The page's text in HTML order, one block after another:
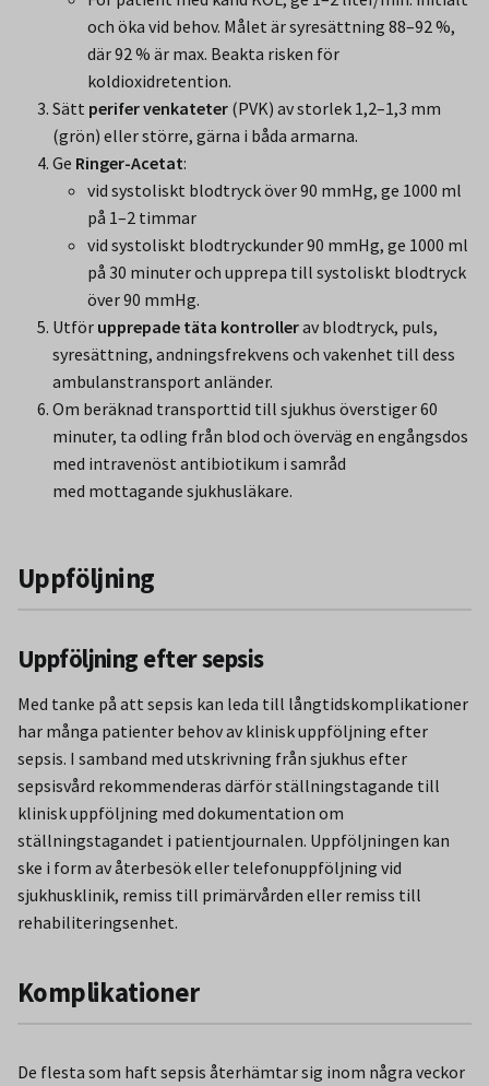
och öka vid behov. Målet är syresättning 88–92 %,
där 92 % är max. Beakta risken för
koldioxidretention.
Sätt perifer venkateter (PVK) av storlek 1,2–1,3 mm
(grön) eller större, gärna i båda armarna.
Ge Ringer-Acetat:
vid systoliskt blodtryck över 90 mmHg, ge 1000 ml
på 1–2 timmar
vid systoliskt blodtryckunder 90 mmHg, ge 1000 ml
på 30 minuter och upprepa till systoliskt blodtryck
över 90 mmHg.
Utför upprepade täta kontrollerav blodtryck, puls,
syresättning, andningsfrekvens och vakenhet till dess
ambulanstransport anländer.
Om beräknad transporttid till sjukhus överstiger 60
minuter, ta odling från blod och överväg en engångsdos
med intravenöst antibiotikum i samråd
med mottagande sjukhusläkare.
Uppföljning
Uppföljning efter sepsis
Med tanke på att sepsis kan leda till långtidskomplikationer
har många patienter behov av klinisk uppföljning efter
sepsis. I samband med utskrivning från sjukhus efter
sepsisvård rekommenderas därför ställningstagande till
klinisk uppföljning med dokumentation om
ställningstagandet i patientjournalen. Uppföljningen kan
ske i form av återbesök eller telefonuppföljning vid
sjukhusklinik, remiss till primärvården eller remiss till
rehabiliteringsenhet.
Komplikationer
De flesta som haft sepsis återhämtar sig inom några veckor